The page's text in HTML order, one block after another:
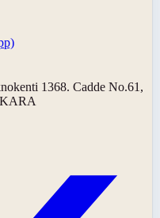
1368. Cadde No.61,